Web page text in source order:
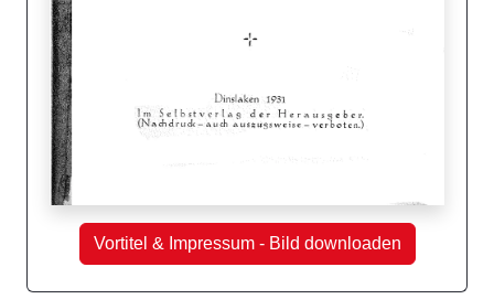
Vortitel & Impressum - Bild downloaden